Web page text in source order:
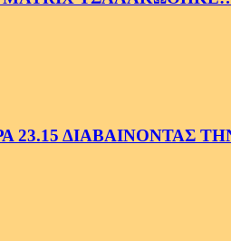
ΔΙΑΒΑΙΝΟΝΤΑΣ